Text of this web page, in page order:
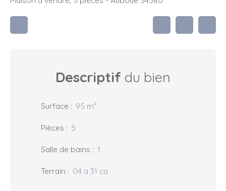
Descriptif du bien
Surface : 95 m²
Pièces : 5
Salle de bains : 1
Terrain : 04 a 31 ca